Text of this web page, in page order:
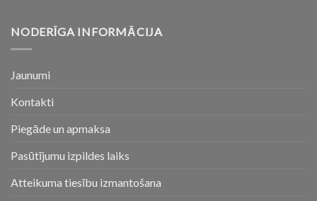
NODERĪGA INFORMĀCIJA
Jaunumi
Kontakti
Piegāde un apmaksa
Pasūtījumu izpildes laiks
Atteikuma tiesību izmantošana